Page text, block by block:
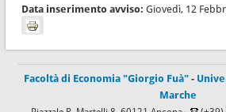
Data inserimento avviso: Giovedì, 12
Facoltà di Economia "Giorgio Fuà" -
Marche